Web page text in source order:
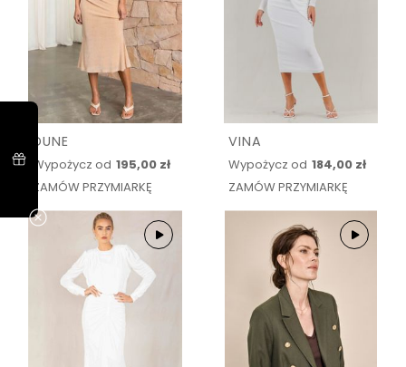
DUNE
Wypożycz od 195,00 zł
ZAMÓW PRZYMIARKĘ
VINA
Wypożycz od 184,00 zł
ZAMÓW PRZYMIARKĘ